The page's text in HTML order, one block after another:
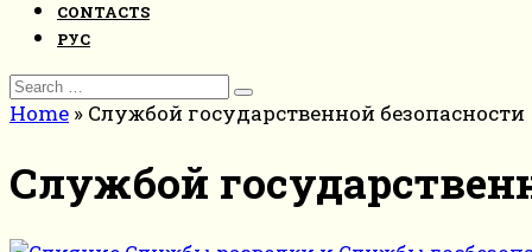
CONTACTS
РУС
Search
for:
Home » Службой государственной безопасности
Службой